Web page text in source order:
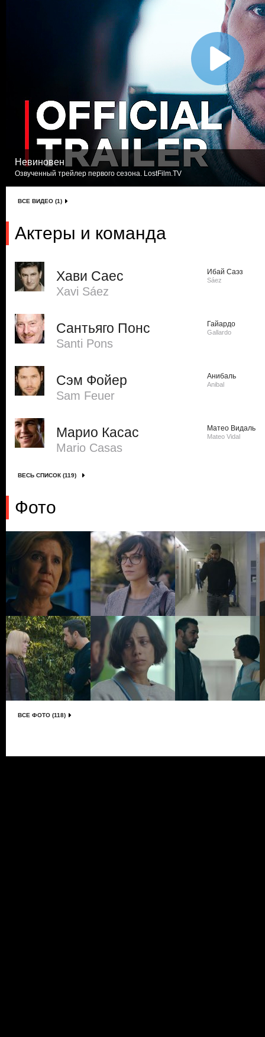
Невиновен
Озвученный трейлер первого сезона. LostFilm.TV
ВСЕ ВИДЕО (1)
Актеры и команда
Хави Саес
Xavi Sáez
Ибай Саэз
Sáez
Сантьяго Понс
Santi Pons
Гайардо
Gallardo
Сэм Фойер
Sam Feuer
Анибаль
Anibal
Марио Касас
Mario Casas
Матео Видаль
Mateo Vidal
ВЕСЬ СПИСОК (119)
Фото
ВСЕ ФОТО (118)